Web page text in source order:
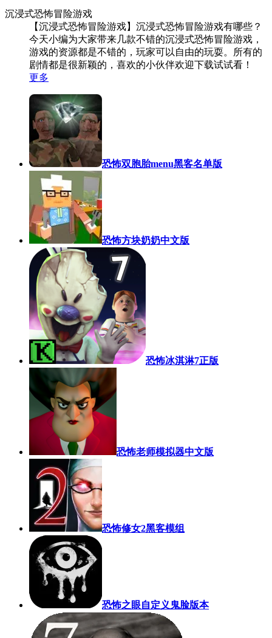
沉浸式恐怖冒险游戏
【沉浸式恐怖冒险游戏】沉浸式恐怖冒险游戏有哪些？
今天小编为大家带来几款不错的沉浸式恐怖冒险游戏，
游戏的资源都是不错的，玩家可以自由的玩耍。所有的
剧情都是很新颖的，喜欢的小伙伴欢迎下载试试看！
更多
恐怖双胞胎menu黑客名单版
恐怖方块奶奶中文版
恐怖冰淇淋7正版
恐怖老师模拟器中文版
恐怖修女2黑客模组
恐怖之眼自定义鬼脸版本